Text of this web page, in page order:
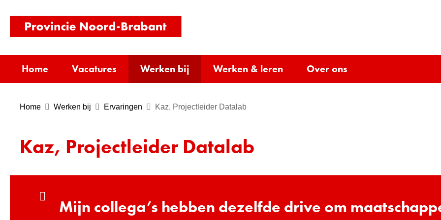
inhoud
homepage)
Home Vacatures Werken bij Uitklappen
Werken & leren
leren
Uitklappen
Over ons
Home Werken bij Ervaringen Kaz, Projectleider Datalab
Kaz, Projectleider Datalab
Mijn collega’s hebben dezelfde drive om